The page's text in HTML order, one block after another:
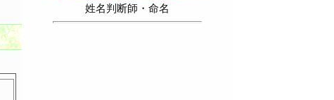
姓名判断師・命名